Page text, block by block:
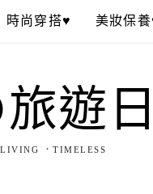
時尚穿搭♥ 美妝保
遊
．TIMELESS